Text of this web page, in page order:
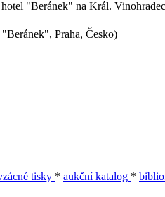
"Beránek" na Král.
Praha, Česko)
tisky * aukční katalog *